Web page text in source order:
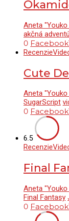
Aneta
akčná
0 Facebook
Recenzie
Cute
Aneta
SugarScript
0 Facebook
6.5
Recenzie
Final
Aneta
Final Fantasy
0 Facebook